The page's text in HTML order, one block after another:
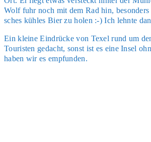
Wolf fuhr noch mit dem Rad hin,
sches küh­les Bier zu holen :-) Ich lehn­te
Ein klei­ne Ein­drü­cke von Texel rund um
Tou­ris­ten gedacht, sonst ist es eine Insel
haben wir es emp­fun­den.